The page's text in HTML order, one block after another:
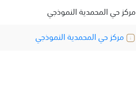
مركز حي المحمدية النموذجي
مركز حي المحمدية النموذجي